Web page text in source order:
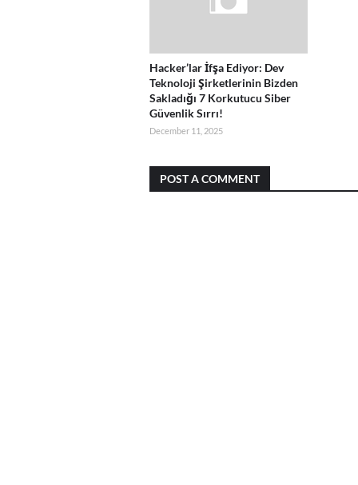
Hacker’lar İfşa Ediyor: Dev
Teknoloji Şirketlerinin Bizden
Sakladığı 7 Korkutucu Siber
Güvenlik Sırrı!
December 11, 2025
POST A COMMENT